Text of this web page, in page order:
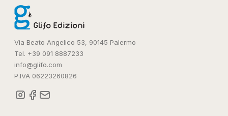
Via Beato Angelico 53, 90145 Palermo
Tel. +39 091 8887233
info@glifo.com
P.IVA 06223260826